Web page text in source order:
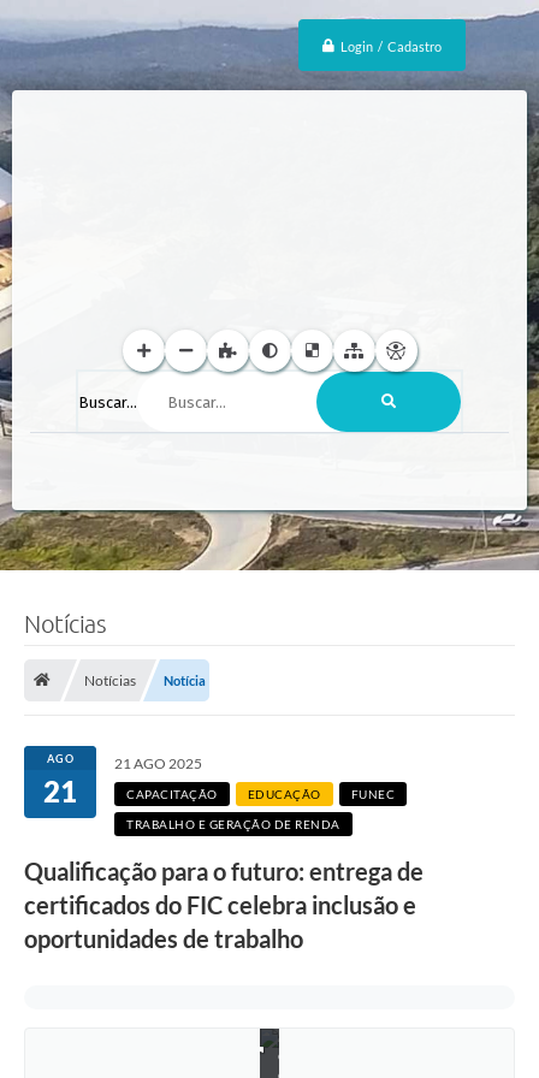
Login / Cadastro
Buscar...
Notícias
Notícias Notícia
AGO
21
21 AGO 2025
CAPACITAÇÃO EDUCAÇÃO FUNEC
TRABALHO E GERAÇÃO DE RENDA
Qualificação para o futuro: entrega de
certificados do FIC celebra inclusão e
oportunidades de trabalho
F
:
e